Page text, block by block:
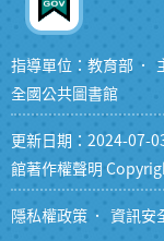
指導單位：教育部
全國公共圖書館
更新日期：2024-07-
館著作權聲明
隱私權政策 資訊安